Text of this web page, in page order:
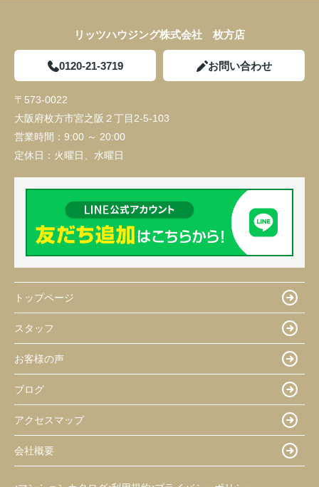
リッツハウジング株式会社 枚方店
0120-21-3719 お問い合わせ
〒573-0022
大阪府枚方市宮之阪２丁目2-5-103
営業時間： 9:00 ～ 20:00
定休日： 火曜日、水曜日
トップページ
スタッフ
お客様の声
ブログ
アクセスマップ
会社概要